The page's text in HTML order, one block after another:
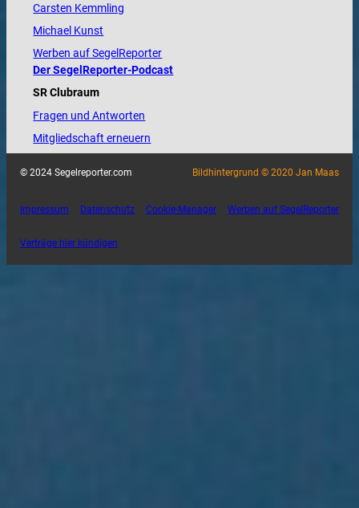
Carsten Kemmling
Michael Kunst
Werben auf SegelReporter
Der SegelReporter-Podcast
SR Clubraum
Fragen und Antworten
Mitgliedschaft erneuern
© 2024 Segelreporter.com Bildhintergrund © 2020 Jan Maas
Impressum Datenschutz Cookie-Manager Werben auf SegelReporter
Verträge hier kündigen